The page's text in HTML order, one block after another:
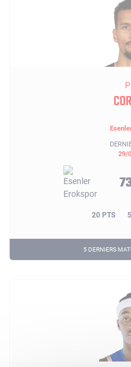
29/
20 PTS
5 DERNIERS